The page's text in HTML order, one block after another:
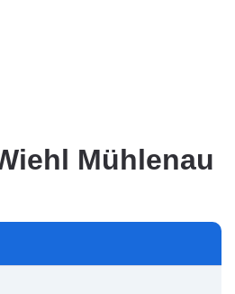
Mühlenau